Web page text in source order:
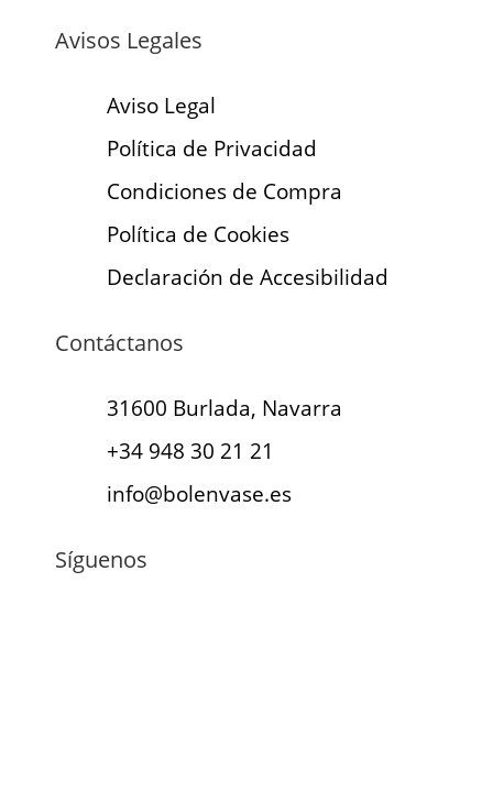
Avisos Legales
Aviso Legal
Política de Privacidad
Condiciones de Compra
Política de Cookies
Declaración de Accesibilidad
Contáctanos
31600 Burlada, Navarra
+34 948 30 21 21
info@bolenvase.es
Síguenos